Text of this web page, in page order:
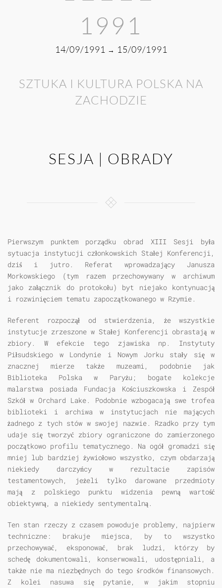
1991
14/09/1991 → 15/09/1991
SZTUKA I KULTURA POLSKA NA
ZACHODZIE
SESJA | OBRADY
Pierwszym punktem porządku obrad XIII Sesji była
sytuacja instytucji członkowskich Stałej Konferencji,
dziś i jutro. Referat wprowadzający Janusza
Morkowskiego (tym razem przechowywany w archiwum
jako załącznik do protokołu) byt niejako kontynuacją
i rozwinięciem tematu zapoczątkowanego w Rzymie.
Referent rozpoczął od stwierdzenia, że wszystkie
instytucje zrzeszone w Stałej Konferencji obrastają w
zbiory. W efekcie tego zjawiska np. Instytuty
Piłsudskiego w Londynie i Nowym Jorku stały się w
znacznej mierze także muzeami, podobnie jak
Biblioteka Polska w Paryżu; bogate kolekcje
malarstwa posiada Fundacja Kościuszkowska i Zespół
Szkół w Orchard Lake. Podobnie wzbogacają swe trofea
biblioteki i archiwa w instytucjach nie mających
żadnego z tych stów w swojej nazwie. Rzadko przy tym
udaje się tworzyć zbiory ograniczone do zamierzonego
początkowo profilu tematycznego. Na ogół gromadzi się
mniej lub bardziej żywiołowo wszystko, czym obdarzają
niekiedy darczyńcy w rezultacie zapisów
testamentowych, jeżeli tylko darowane przedmioty
mają z polskiego punktu widzenia pewną wartość
obiektywną, a niekiedy sentymentalną.
Ten stan rzeczy z czasem powoduje problemy, najpierw
techniczne: brakuje miejsca, by to wszystko
przechowywać, eksponować, brak ludzi, którzy by
schedę dokumentowali, konserwowali, udostępniali, a
także nie ma niezbędnych do tego środków finansowych.
Z kolei nasuwa się pytanie, w jakim stopniu